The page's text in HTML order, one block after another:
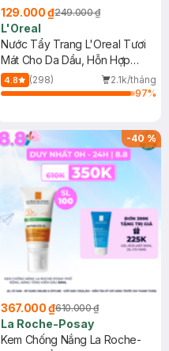
129.000 ₫249.000 ₫
L'Oreal
Nước Tẩy Trang L'Oreal Tươi
Mát Cho Da Dầu, Hỗn Hợp
400ml
4.8 (298)
2.1k/tháng
97%
-40%
367.000 ₫610.000 ₫
La Roche-Posay
Kem Chống Nắng La Roche-